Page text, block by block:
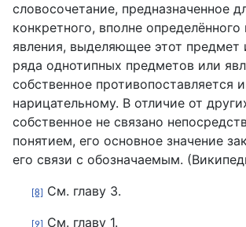
словосочетание, предназначенное
конкретного, вполне
явления, выделяющее этот предмет
ряда однотипных предметов или
собственное противопоставляется
нарицательному. В отличие от
собственное не связано
понятием, его основное значение
его связи с обозначаемым.
[8] См. главу 3.
[9] См. главу 1.